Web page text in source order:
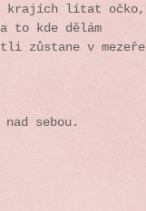
v krajích lítat očko,
to kde dělám
zůstane v mezeře
sebou.